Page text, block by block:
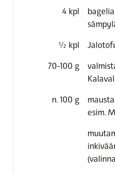
4 kpl
½ kpl
70-100 g
n. 100 g
esim.